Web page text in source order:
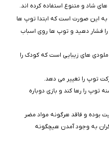
های شاد و متنوع استفاده کرده اند.
به این صورت است که ابتدا توپ ها
را فشار دهید و توپ ها روی اسباب
های زیبایی است که کودک را
توپ را تغییر می دهد.
توپ را رها کند و بازی دوباره
بوده و فاقد هرگونه مواد مضر
به وجود آمدن هیچگونه